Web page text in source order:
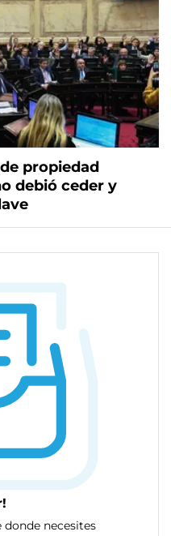
propiedad
debió ceder y
donde necesites